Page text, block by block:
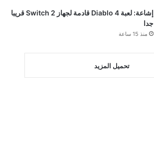
إشاعة: لعبة Diablo 4 قادمة لجهاز Switch 2 قريبا
جدا
منذ 15 ساعة
تحميل المزيد